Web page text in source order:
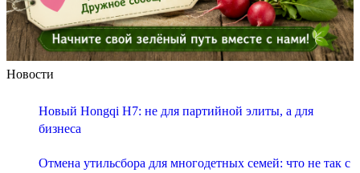
Новости
Новый Hongqi H7: не для партийной элиты, а для
бизнеса
Отмена утильсбора для многодетных семей: что не так с